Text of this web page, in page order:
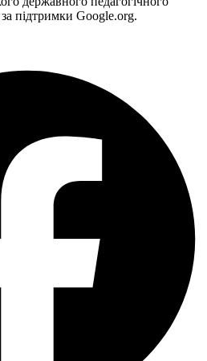
підтримки Google.org.